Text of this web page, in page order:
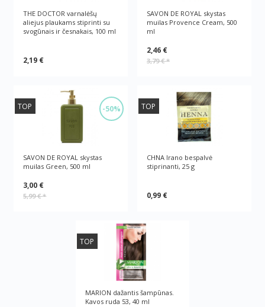
THE DOCTOR varnalėšų
aliejus plaukams stiprinti su
svogūnais ir česnakais, 100 ml
2,19 €
SAVON DE ROYAL skystas
muilas Provence Cream, 500
ml
2,46 €
3,79 €*
-50%
TOP
SAVON DE ROYAL skystas
muilas Green, 500 ml
3,00 €
5,99 €*
TOP
CHNA Irano bespalvė
stiprinanti, 25 g
0,99 €
TOP
MARION dažantis šampūnas.
Kavos ruda 53, 40 ml